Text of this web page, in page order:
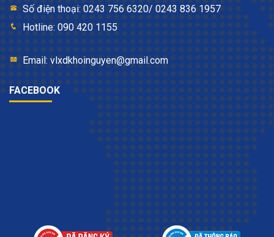
Số điện thoại: 0243 756 6320/ 0243 836 1957
Hotline: 090 420 1155
Email: vlxdkhoinguyen@gmail.com
FACEBOOK